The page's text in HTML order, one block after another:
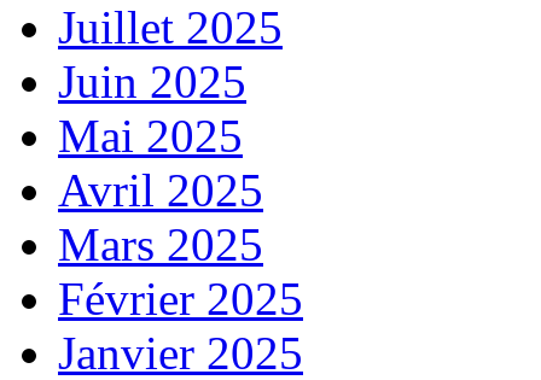
Juillet 2025
Juin 2025
Mai 2025
Avril 2025
Mars 2025
Février 2025
Janvier 2025